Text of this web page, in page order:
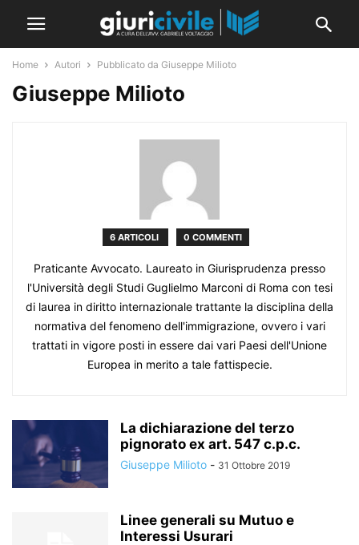
Home Autori Pubblicato da Giuseppe Milioto
Giuseppe Milioto
6 ARTICOLI 0 COMMENTI
Praticante Avvocato. Laureato in Giurisprudenza presso
l'Università degli Studi Guglielmo Marconi di Roma con tesi
di laurea in diritto internazionale trattante la disciplina della
normativa del fenomeno dell'immigrazione, ovvero i vari
trattati in vigore posti in essere dai vari Paesi dell'Unione
Europea in merito a tale fattispecie.
La dichiarazione del terzo
pignorato ex art. 547 c.p.c.
Giuseppe Milioto - 31 Ottobre 2019
Linee generali su Mutuo e
Interessi Usurari